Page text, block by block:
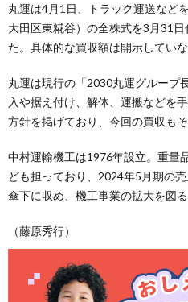
丸運は4月1日、トラック運送など
大田区東糀谷）の全株式を3月31
た。具体的な買収額は開示していな
丸運は現行の「2030丸運グループ
入や据え付け、解体、運搬などを
方針を掲げており、今回の買収もそ
中村運輸機工は1976年設立。重量
ども担っており、2024年5月期の
傘下に収め、機工事業の拡大を図る
（藤原秀行）